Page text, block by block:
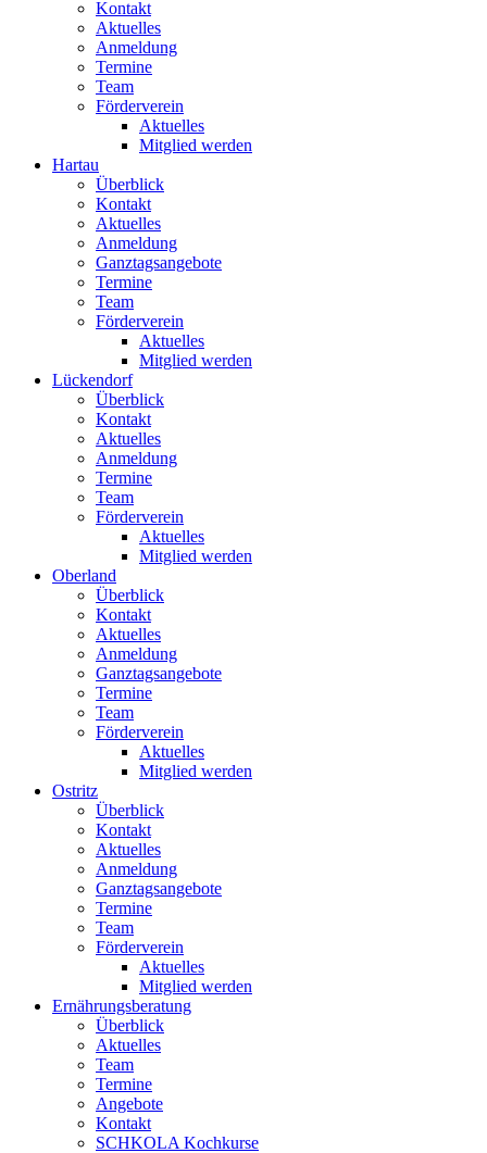
Kontakt
Aktuelles
Anmeldung
Termine
Team
Förderverein
Aktuelles
Mitglied werden
Hartau
Überblick
Kontakt
Aktuelles
Anmeldung
Ganztagsangebote
Termine
Team
Förderverein
Aktuelles
Mitglied werden
Lückendorf
Überblick
Kontakt
Aktuelles
Anmeldung
Termine
Team
Förderverein
Aktuelles
Mitglied werden
Oberland
Überblick
Kontakt
Aktuelles
Anmeldung
Ganztagsangebote
Termine
Team
Förderverein
Aktuelles
Mitglied werden
Ostritz
Überblick
Kontakt
Aktuelles
Anmeldung
Ganztagsangebote
Termine
Team
Förderverein
Aktuelles
Mitglied werden
Ernährungsberatung
Überblick
Aktuelles
Team
Termine
Angebote
Kontakt
SCHKOLA Kochkurse